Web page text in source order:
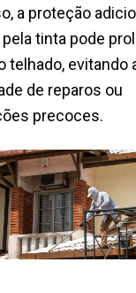
a proteção
tinta pode
telhado, evitando
de reparos ou
precoces.